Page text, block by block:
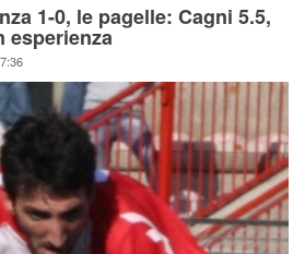
1-0, le pagelle: Cagni 5.5,
esperienza